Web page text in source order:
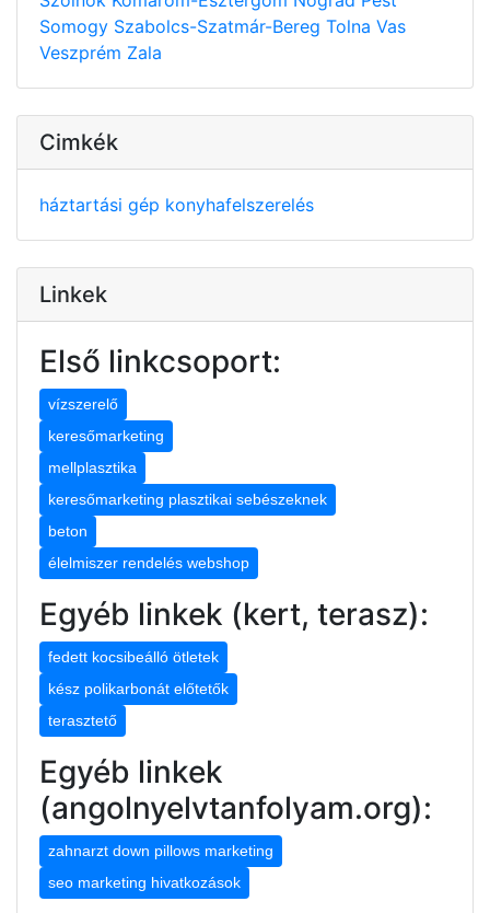
Somogy Szabolcs-Szatmár-Bereg Tolna Vas
Veszprém Zala
Cimkék
háztartási gép konyhafelszerelés
Linkek
Első linkcsoport:
vízszerelő
keresőmarketing
mellplasztika
keresőmarketing plasztikai sebészeknek
beton
élelmiszer rendelés webshop
Egyéb linkek (kert, terasz):
fedett kocsibeálló ötletek
kész polikarbonát előtetők
terasztető
Egyéb linkek
(angolnyelvtanfolyam.org):
zahnarzt down pillows marketing
seo marketing hivatkozások